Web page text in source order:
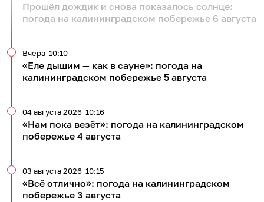
Прошёл дождик и снова показалось солнце:
погода на калининградском побережье 6 августа
«Еле дышим — как в сауне»: погода на
калининградском побережье 5 августа
Вчера 10:10
«Нам пока везёт»: погода на калининградском
побережье 4 августа
04 августа 2026 10:16
«Всё отлично»: погода на калининградском
побережье 3 августа
03 августа 2026 10:15